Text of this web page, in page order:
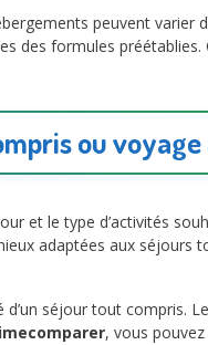
peuvent varier
des formules
ou
et le type d’activités
adaptées aux séjours
séjour tout compris.
, vous